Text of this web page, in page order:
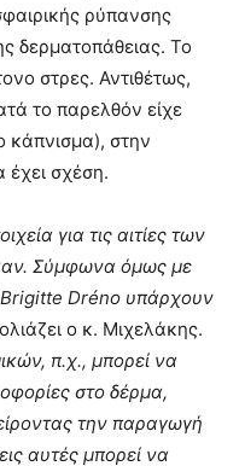
ρύπανσης
δερματοπάθειας. Το
στρες. Αντιθέτως,
το παρελθόν είχε
κάπνισμα), στην
σχέση.
για τις αιτίες των
Σύμφωνα όμως με
Brigitte Dréno υπάρχουν
ο κ. Μιχελάκης.
π.χ., μπορεί να
στο δέρμα,
την παραγωγή
αυτές μπορεί να